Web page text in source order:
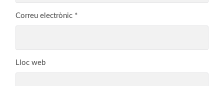
Correu electrònic *
Lloc web